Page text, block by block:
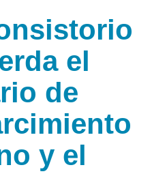
el
de
y el